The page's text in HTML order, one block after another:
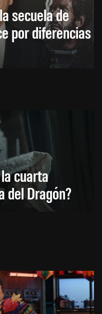
secuela de
por diferencias
cuarta
del Dragón?